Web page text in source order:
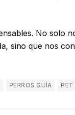
No solo
sino que nos
PERROS GUÍA